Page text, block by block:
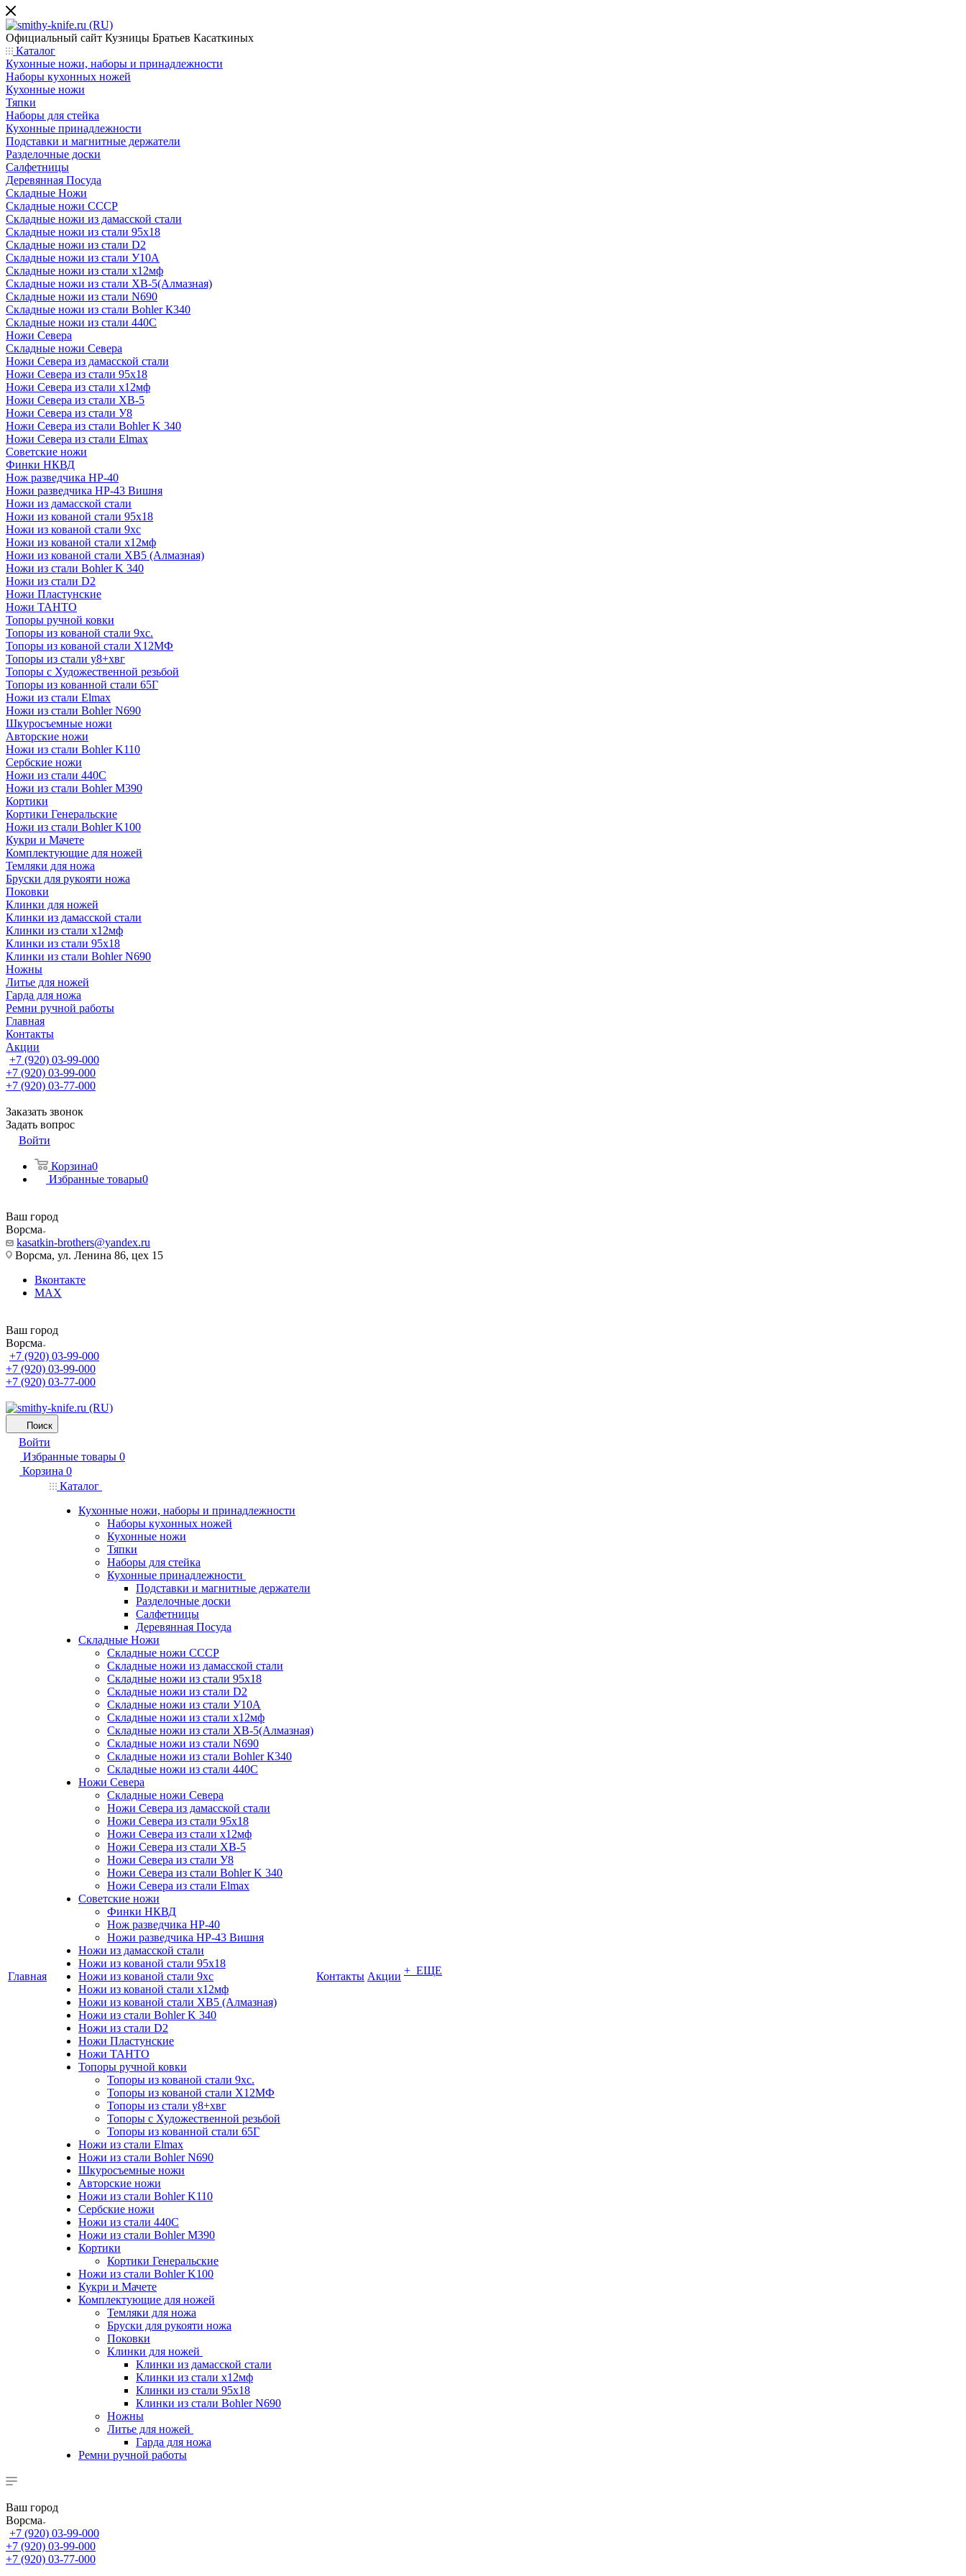
Официальный сайт Кузницы Братьев Касаткиных
Каталог
Кухонные ножи, наборы и принадлежности
Наборы кухонных ножей
Кухонные ножи
Тяпки
Наборы для стейка
Кухонные принадлежности
Подставки и магнитные держатели
Разделочные доски
Салфетницы
Деревянная Посуда
Складные Ножи
Cкладные ножи СССР
Складные ножи из дамасской стали
Складные ножи из стали 95х18
Складные ножи из стали D2
Складные ножи из стали У10А
Складные ножи из стали х12мф
Складные ножи из стали ХВ-5(Алмазная)
Складные ножи из стали N690
Складные ножи из стали Bohler К340
Складные ножи из стали 440С
Ножи Севера
Складные ножи Севера
Ножи Севера из дамасской стали
Ножи Севера из стали 95х18
Ножи Севера из стали х12мф
Ножи Севера из стали ХВ-5
Ножи Севера из стали У8
Ножи Севера из стали Bohler K 340
Ножи Севера из стали Elmax
Советские ножи
Финки НКВД
Нож разведчика НР-40
Ножи разведчика НР-43 Вишня
Ножи из дамасской стали
Ножи из кованой стали 95х18
Ножи из кованой стали 9хс
Ножи из кованой стали х12мф
Ножи из кованой стали ХВ5 (Алмазная)
Ножи из стали Bohler K 340
Ножи из стали D2
Ножи Пластунские
Ножи ТАНТО
Топоры ручной ковки
Топоры из кованой стали 9хс.
Топоры из кованой стали Х12МФ
Топоры из стали у8+хвг
Топоры с Художественной резьбой
Топоры из кованной стали 65Г
Ножи из стали Elmax
Ножи из стали Bohler N690
Шкуросъемные ножи
Авторские ножи
Ножи из стали Bohler K110
Сербские ножи
Ножи из стали 440С
Ножи из стали Bohler M390
Кортики
Кортики Генеральские
Ножи из стали Bohler K100
Кукри и Мачете
Комплектующие для ножей
Темляки для ножа
Бруски для рукояти ножа
Поковки
Клинки для ножей
Клинки из дамасской стали
Клинки из стали х12мф
Клинки из стали 95х18
Клинки из стали Bohler N690
Ножны
Литье для ножей
Гарда для ножа
Ремни ручной работы
Главная
Контакты
Акции
+7 (920) 03-99-000
+7 (920) 03-99-000
+7 (920) 03-77-000
Заказать звонок
Задать вопрос
Войти
Корзина0
Избранные товары0
Ваш город
Ворсма
kasatkin-brothers@yandex.ru
Ворсма, ул. Ленина 86, цех 15
Вконтакте
MAX
Ваш город
Ворсма
+7 (920) 03-99-000
+7 (920) 03-99-000
+7 (920) 03-77-000
Поиск
Войти
Избранные товары 0
Корзина 0
Главная
Каталог
Кухонные ножи, наборы и принадлежности
Наборы кухонных ножей
Кухонные ножи
Тяпки
Наборы для стейка
Кухонные принадлежности
Подставки и магнитные держатели
Разделочные доски
Салфетницы
Деревянная Посуда
Складные Ножи
Cкладные ножи СССР
Складные ножи из дамасской стали
Складные ножи из стали 95х18
Складные ножи из стали D2
Складные ножи из стали У10А
Складные ножи из стали х12мф
Складные ножи из стали ХВ-5(Алмазная)
Складные ножи из стали N690
Складные ножи из стали Bohler К340
Складные ножи из стали 440С
Ножи Севера
Складные ножи Севера
Ножи Севера из дамасской стали
Ножи Севера из стали 95х18
Ножи Севера из стали х12мф
Ножи Севера из стали ХВ-5
Ножи Севера из стали У8
Ножи Севера из стали Bohler K 340
Ножи Севера из стали Elmax
Советские ножи
Финки НКВД
Нож разведчика НР-40
Ножи разведчика НР-43 Вишня
Ножи из дамасской стали
Ножи из кованой стали 95х18
Ножи из кованой стали 9хс
Ножи из кованой стали х12мф
Ножи из кованой стали ХВ5 (Алмазная)
Ножи из стали Bohler K 340
Ножи из стали D2
Ножи Пластунские
Ножи ТАНТО
Топоры ручной ковки
Топоры из кованой стали 9хс.
Топоры из кованой стали Х12МФ
Топоры из стали у8+хвг
Топоры с Художественной резьбой
Топоры из кованной стали 65Г
Ножи из стали Elmax
Ножи из стали Bohler N690
Шкуросъемные ножи
Авторские ножи
Ножи из стали Bohler K110
Сербские ножи
Ножи из стали 440С
Ножи из стали Bohler M390
Кортики
Кортики Генеральские
Ножи из стали Bohler K100
Кукри и Мачете
Комплектующие для ножей
Темляки для ножа
Бруски для рукояти ножа
Поковки
Клинки для ножей
Клинки из дамасской стали
Клинки из стали х12мф
Клинки из стали 95х18
Клинки из стали Bohler N690
Ножны
Литье для ножей
Гарда для ножа
Ремни ручной работы
Контакты Акции + ЕЩЕ
Ваш город
Ворсма
+7 (920) 03-99-000
+7 (920) 03-99-000
+7 (920) 03-77-000